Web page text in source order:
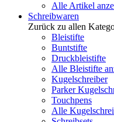
Alle Artikel
Schreibwaren
Zurück zu allen
Bleistifte
Buntstifte
Druckbleistifte
Alle Bleistifte
Kugelschreiber
Parker
Touchpens
Alle